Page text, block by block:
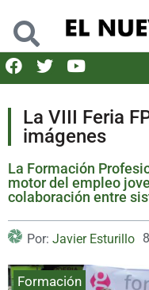
La VIII Feria
imágenes
La Formación
motor del empleo
colaboración entre
Por: Javier Esturillo
Formación